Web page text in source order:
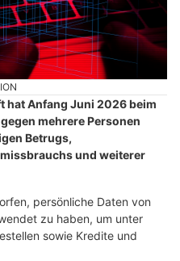
hat Anfang Juni 2026 beim
mehrere Personen
Betrugs,
und weiterer
persönliche Daten von
zu haben, um unter
sowie Kredite und